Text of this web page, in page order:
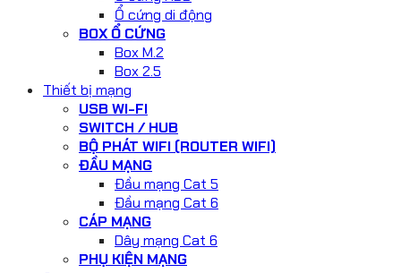
Ổ cứng di động
BOX Ổ CỨNG
Box M.2
Box 2.5
Thiết bị mạng
USB WI-FI
SWITCH / HUB
BỘ PHÁT WIFI (ROUTER WIFI)
ĐẦU MẠNG
Đầu mạng Cat 5
Đầu mạng Cat 6
CÁP MẠNG
Dây mạng Cat 6
PHỤ KIỆN MẠNG